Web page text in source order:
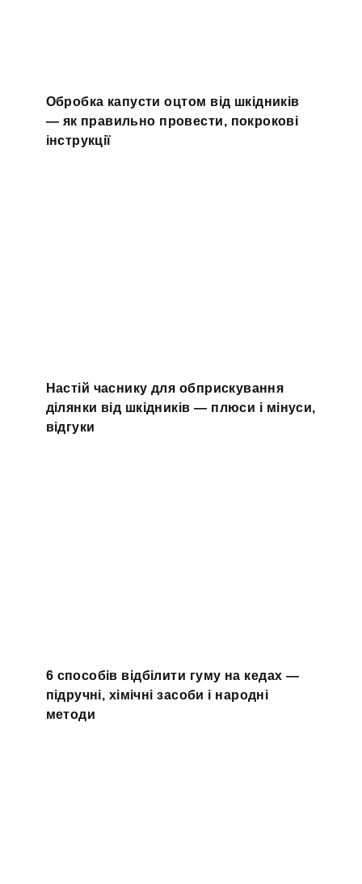
Обробка капусти оцтом від шкідників
— як правильно провести, покрокові
інструкції
Настій часнику для обприскування
ділянки від шкідників — плюси і мінуси,
відгуки
6 способів відбілити гуму на кедах —
підручні, хімічні засоби і народні
методи